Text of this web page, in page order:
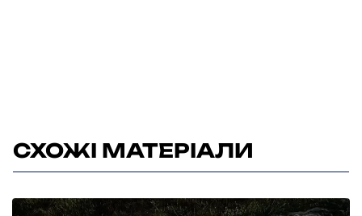
СХОЖІ МАТЕРІАЛИ